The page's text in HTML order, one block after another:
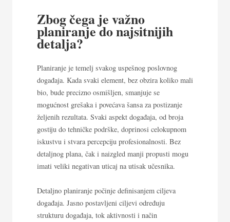
Zbog čega je važno
planiranje do najsitnijih
detalja?
Planiranje je temelj svakog uspešnog poslovnog
događaja. Kada svaki element, bez obzira koliko mali
bio, bude precizno osmišljen, smanjuje se
mogućnost grešaka i povećava šansa za postizanje
željenih rezultata. Svaki aspekt događaja, od broja
gostiju do tehničke podrške, doprinosi celokupnom
iskustvu i stvara percepciju profesionalnosti. Bez
detaljnog plana, čak i naizgled manji propusti mogu
imati veliki negativan uticaj na utisak učesnika.
Detaljno planiranje počinje definisanjem ciljeva
događaja. Jasno postavljeni ciljevi određuju
strukturu događaja, tok aktivnosti i način